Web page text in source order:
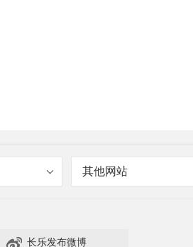
其他网站
 长乐发布微博